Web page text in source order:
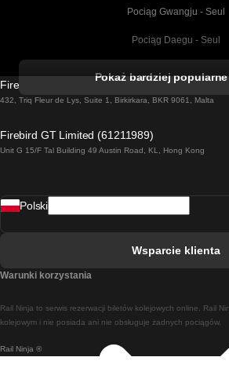
Pociąg Gwangju - Seul
Pociąg Daegu - Seul
Pociąg Dublin - Galway
Pociąg Rzym - Neapol
Pociąg Madryt - Lizbona
Pociąg Madryt -
Pokaż bardziej
Firebird GT Limited (OC 1451)
432, Triq Fleur de Lys, Suite 1, Birkirkara, BKR 9061, Malta
Firebird GT Limited (61211989)
Unit G 15/F Tal Building 49 Austin Road, KL, Hong Kong
Rail Ninja ®
Rail Ninja to serwis rezerwacji biletów kolejowych online. Rail
kolejowym i nie posiada ani nie obsługuje żadnych pociągów.
Polski
Wsparcie klienta
Warunki korzystania